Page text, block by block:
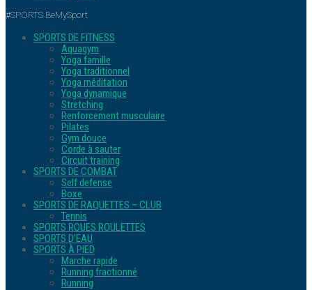
#SPORTS BeMySport
SPORTS DE FITNESS
Aquagym
Yoga famille
Yoga traditionnel
Yoga méditation
Yoga dynamique
Stretching
Renforcement musculaire
Pilates
Gym douce
Corde à sauter
Circuit training
SPORTS DE COMBAT
Self defense
Boxe
SPORTS DE RAQUETTES – CLUB
Tennis
SPORTS ROUES ROULETTES
SPORTS D’EAU
SPORTS À PIED
Marche rapide
Running fractionné
Running